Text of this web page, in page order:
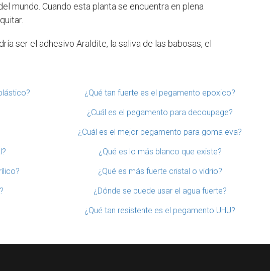
mundo. Cuando esta planta se encuentra en plena
ser el adhesivo Araldite, la saliva de las babosas, el
¿Qué tan fuerte es el pegamento epoxico?
¿Cuál es el pegamento para decoupage?
¿Cuál es el mejor pegamento para goma eva?
¿Qué es lo más blanco que existe?
¿Qué es más fuerte cristal o vidrio?
¿Dónde se puede usar el agua fuerte?
¿Qué tan resistente es el pegamento UHU?